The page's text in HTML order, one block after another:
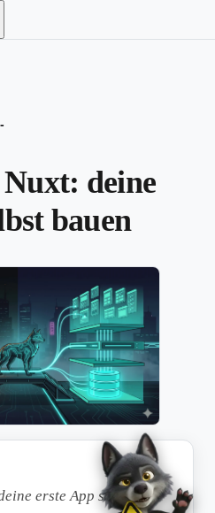
-
deine
bauen
erste App selbst